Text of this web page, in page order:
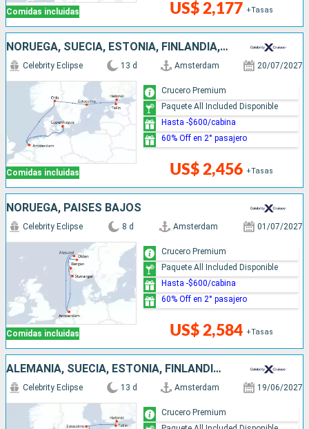
Comidas incluidas US$ 2,177 +Tasas
NORUEGA, SUECIA, ESTONIA, FINLANDIA, DINAMARCA, PAISES BAJOS
Comidas incluidas
Celebrity Eclipse 13 d Amsterdam 20/07/2027
US$ 2,456 +Tasas
Crucero Premium
Paquete All Included Disponible
Hasta -$600/cabina
60% Off en 2° pasajero
NORUEGA, PAISES BAJOS
Comidas incluidas
Celebrity Eclipse 8 d Amsterdam 01/07/2027
US$ 2,584 +Tasas
Crucero Premium
Paquete All Included Disponible
Hasta -$600/cabina
60% Off en 2° pasajero
ALEMANIA, SUECIA, ESTONIA, FINLANDIA, DINAMARCA, PAISES BAJOS
Celebrity Eclipse 13 d Amsterdam 19/06/2027
Crucero Premium